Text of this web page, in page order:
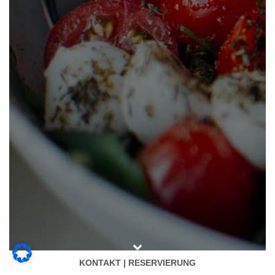
KONTAKT | RESERVIERUNG